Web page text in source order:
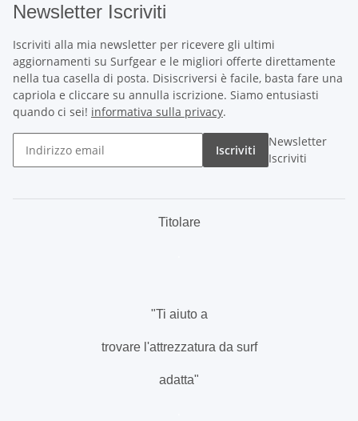
Newsletter Iscriviti
Iscriviti alla mia newsletter per ricevere gli ultimi
aggiornamenti su Surfgear e le migliori offerte direttamente
nella tua casella di posta. Disiscriversi è facile, basta fare una
capriola e cliccare su annulla iscrizione. Siamo entusiasti
quando ci sei! informativa sulla privacy.
Iscriviti
Newsletter
Iscriviti
Titolare
"Ti aiuto a
trovare l'attrezzatura da surf
adatta"